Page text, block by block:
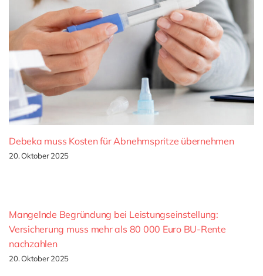
Debeka muss Kosten für Abnehmspritze übernehmen
20. Oktober 2025
Mangelnde Begründung bei Leistungseinstellung:
Versicherung muss mehr als 80 000 Euro BU-Rente
nachzahlen
20. Oktober 2025